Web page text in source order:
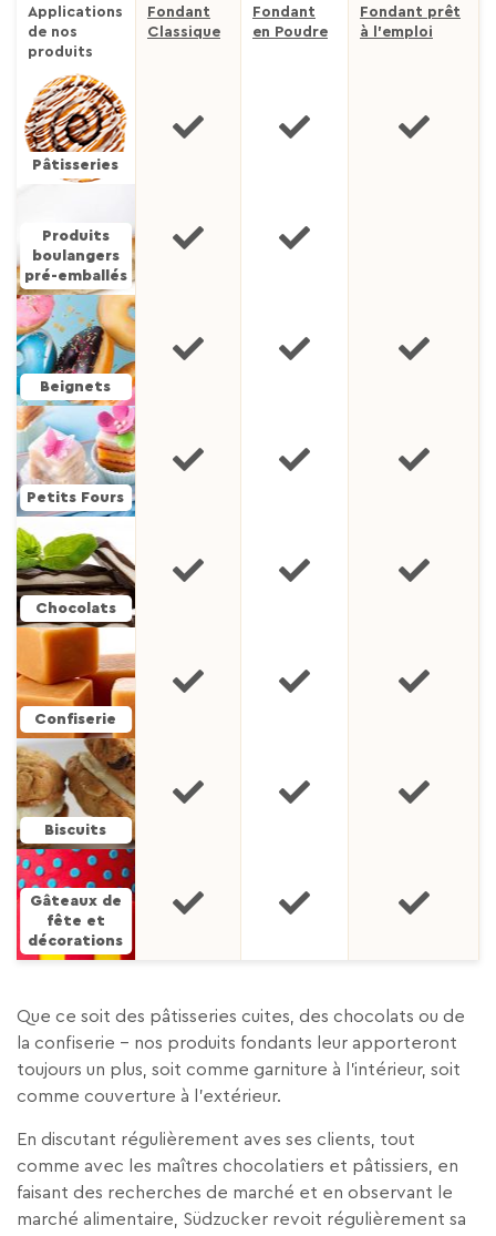
Applications
de nos
produits
Fondant
Classique
Fondant
en Poudre
Fondant prêt
à l’emploi
Pâtisseries
Produits
boulangers
pré-emballés
Beignets
Petits Fours
Chocolats
Confiserie
Biscuits
Gâteaux de
fête et
décorations
Que ce soit des pâtisseries cuites, des chocolats ou de
la confiserie – nos produits fondants leur apporteront
toujours un plus, soit comme garniture à l’intérieur, soit
comme couverture à l’extérieur.
En discutant régulièrement aves ses clients, tout
comme avec les maîtres chocolatiers et pâtissiers, en
faisant des recherches de marché et en observant le
marché alimentaire, Südzucker revoit régulièrement sa